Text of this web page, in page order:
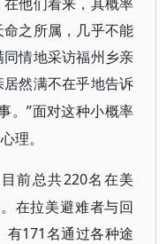
他们看来，其概率
之所属，几乎不能
情地采访福州乡亲
然满不在乎地告诉
。”面对这种小概率
理。
前总共220名在美
在拉美避难者与回
有171名通过各种途